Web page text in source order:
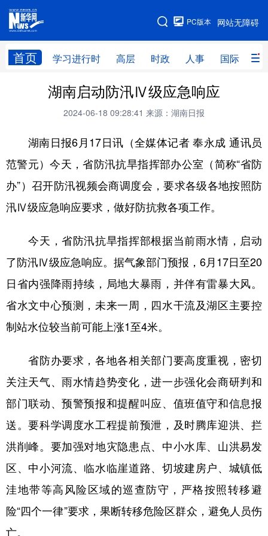
网站无障碍
PC版本
首页 学习进行时 高层 时政 人事 国际 财
网站地图
学习进行时 高层 时政
财经 网评
台湾 思客智库 全球连线 教育
科技 科创 量子 体育
文化 书画 健康 军事
访谈 视频 图片
法律 中央文件 金融 汽车
食品 人居 信息化 数字经济
学术中国 乡村振兴 银龄 溯源中国
公益 一带一路 亚太网 上市公司
文化产业
地方频道
北京 天津 河北 山西
辽宁 吉林 上海 江苏
浙江 安徽 福建 江西
湖南启动防汛Ⅳ级应急响应
2024-06-18 09:28:41 来源：湖南日报
湖南日报6月17日讯（全媒体记者 奉永成 通讯员
范警元）今天，省防汛抗旱指挥部办公室（简称“省防
办”）召开防汛视频会商调度会，要求各级各地按照防
汛Ⅳ级应急响应要求，做好防抗救各项工作。
今天，省防汛抗旱指挥部根据当前雨水情，启动
了防汛Ⅳ级应急响应。据气象部门预报，6月17日至20
日省内强降雨持续，局地大暴雨，并伴有雷暴大风。
省水文中心预测，未来一周，四水干流及湖区主要控
制站水位较当前可能上涨1至4米。
省防办要求，各地各相关部门要高度重视，密切
关注天气、雨水情趋势变化，进一步强化会商研判和
部门联动、预警预报和提醒叫应、值班值守和信息报
送。要科学调度水工程提前预泄，及时腾库迎洪、拦
洪削峰。要加强对地灾隐患点、中小水库、山洪易发
区、中小河流、临水临崖道路、切坡建房户、城镇低
洼地带等高风险区域的巡查防守，严格按照转移避
险“四个一律”要求，果断转移危险区群众，避免人员伤
亡。